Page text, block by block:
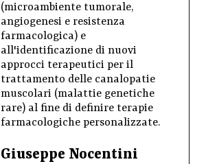
(microambiente tumorale,
angiogenesi e resistenza
farmacologica) e
all'identificazione di nuovi
approcci terapeutici per il
trattamento delle canalopatie
muscolari (malattie genetiche
rare) al fine di definire terapie
farmacologiche personalizzate.
Giuseppe Nocentini